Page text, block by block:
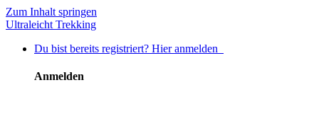
Zum Inhalt springen
Ultraleicht Trekking
Du bist bereits registriert? Hier anmelden
Anmelden